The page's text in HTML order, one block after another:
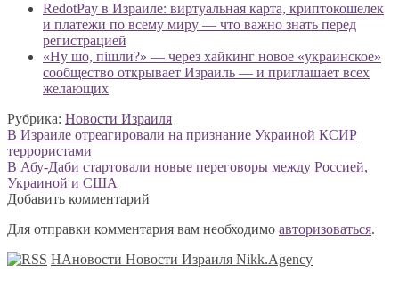
RedotPay в Израиле: виртуальная карта, криптокошелек
и платежи по всему миру — что важно знать перед
регистрацией
«Ну шо, пішли?» — через хайкинг новое «украинское»
сообщество открывает Израиль — и приглашает всех
желающих
Рубрика: Новости Израиля
Навигация
по
записям
Предыдущая
запись:
В Израиле отреагировали на признание Украиной КСИР
террористами
Следующая
запись:
В Абу-Даби стартовали новые переговоры между Россией,
Украиной и США
Добавить комментарий
Для отправки комментария вам необходимо авторизоваться.
НАновости Новости Израиля Nikk.Agency